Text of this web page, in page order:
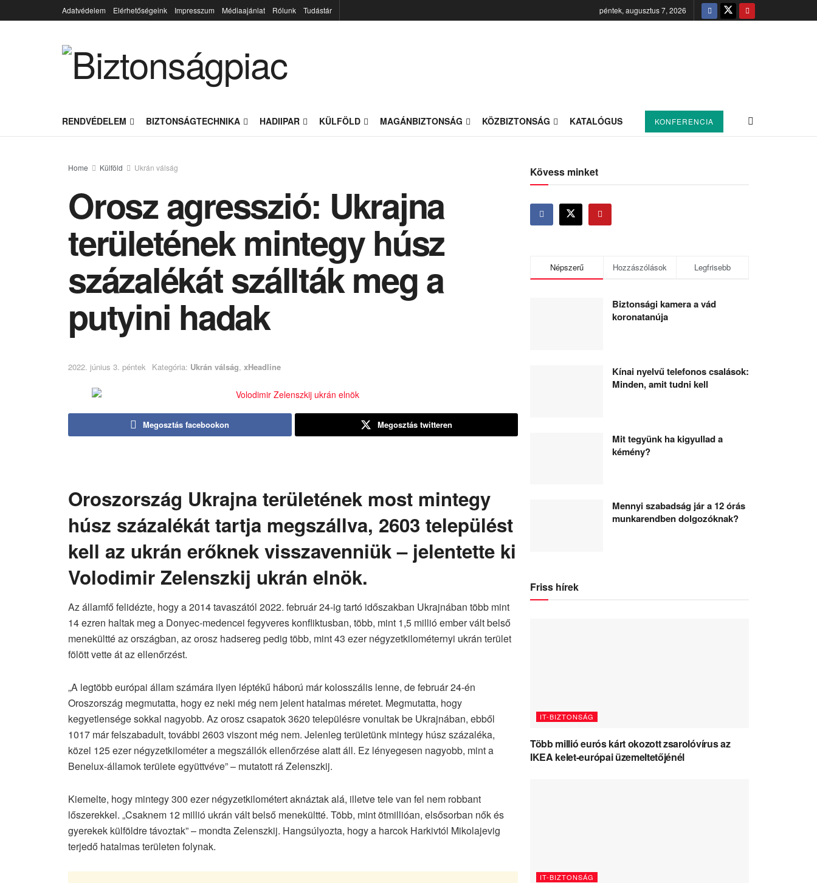
Adatvédelem Elérhetőségeink Impresszum Médiaajánlat Rólunk Tudástár péntek, augusztus 7, 2026
RENDVÉDELEM BIZTONSÁGTECHNIKA HADIIPAR KÜLFÖLD MAGÁNBIZTONSÁG KÖZBIZTONSÁG KATALÓGUS KONFERENCIA
Home Külföld Ukrán válság
Orosz agresszió: Ukrajna
területének mintegy húsz
százalékát szállták meg a
putyini hadak
2022. június 3. péntek Kategória: Ukrán válság, xHeadline
Megosztás facebookon Megosztás twitteren
Oroszország Ukrajna területének most mintegy
húsz százalékát tartja megszállva, 2603 települést
kell az ukrán erőknek visszavenniük – jelentette ki
Volodimir Zelenszkij ukrán elnök.
Az államfő felidézte, hogy a 2014 tavaszától 2022. február 24-ig tartó időszakban Ukrajnában több mint
14 ezren haltak meg a Donyec-medencei fegyveres konfliktusban, több, mint 1,5 millió ember vált belső
menekültté az országban, az orosz hadsereg pedig több, mint 43 ezer négyzetkilométernyi ukrán terület
fölött vette át az ellenőrzést.
„A legtöbb európai állam számára ilyen léptékű háború már kolosszális lenne, de február 24-én
Oroszország megmutatta, hogy ez neki még nem jelent hatalmas méretet. Megmutatta, hogy
kegyetlensége sokkal nagyobb. Az orosz csapatok 3620 településre vonultak be Ukrajnában, ebből
1017 már felszabadult, további 2603 viszont még nem. Jelenleg területünk mintegy húsz százaléka,
közel 125 ezer négyzetkilométer a megszállók ellenőrzése alatt áll. Ez lényegesen nagyobb, mint a
Benelux-államok területe együttvéve” – mutatott rá Zelenszkij.
Kiemelte, hogy mintegy 300 ezer négyzetkilométert aknáztak alá, illetve tele van fel nem robbant
lőszerekkel. „Csaknem 12 millió ukrán vált belső menekültté. Több, mint ötmillióan, elsősorban nők és
gyerekek külföldre távoztak” – mondta Zelenszkij. Hangsúlyozta, hogy a harcok Harkivtól Mikolajevig
terjedő hatalmas területen folynak.
Kövess minket
Népszerű Hozzászólások Legfrisebb
Biztonsági kamera a vád
koronatanúja
Kínai nyelvű telefonos csalások:
Minden, amit tudni kell
Mit tegyünk ha kigyullad a
kémény?
Mennyi szabadság jár a 12 órás
munkarendben dolgozóknak?
Friss hírek
IT-BIZTONSÁG
Több millió eurós kárt okozott zsarolóvírus az
IKEA kelet-európai üzemeltetőjénél
IT-BIZTONSÁG